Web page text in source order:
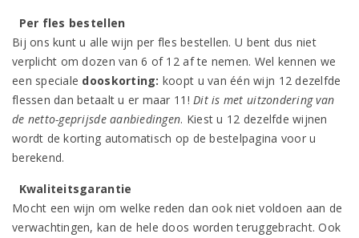
Per fles bestellen
Bij ons kunt u alle wijn per fles bestellen. U bent dus niet
verplicht om dozen van 6 of 12 af te nemen. Wel kennen we
een speciale dooskorting: koopt u van één wijn 12 dezelfde
flessen dan betaalt u er maar 11!Dit is met uitzondering van
de netto-geprijsde aanbiedingen. Kiest u 12 dezelfde wijnen
wordt de korting automatisch op de bestelpagina voor u
berekend.
Kwaliteitsgarantie
Mocht een wijn om welke reden dan ook niet voldoen aan de
verwachtingen, kan de hele doos worden teruggebracht. Ook